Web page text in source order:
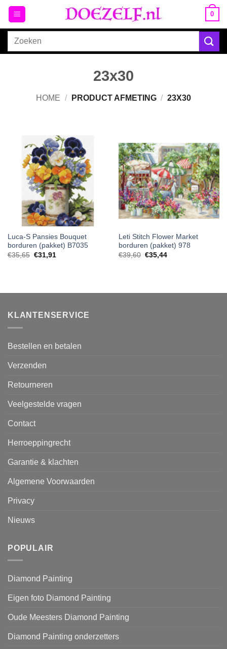
Ga
naar
inhoud
0
Zoeken
23x30
HOME / PRODUCT AFMETING / 23X30
Luca-S Pansies Bouquet
borduren (pakket) B7035
€35,65 €31,91
Leti Stitch Flower Market
borduren (pakket) 978
€39,60 €35,44
KLANTENSERVICE
Bestellen en betalen
Verzenden
Retourneren
Veelgestelde vragen
Contact
Herroeppingrecht
Garantie & klachten
Algemene Voorwaarden
Privacy
Nieuws
POPULAIR
Diamond Painting
Eigen foto Diamond Painting
Oude Meesters Diamond Painting
Diamond Painting onderzetters